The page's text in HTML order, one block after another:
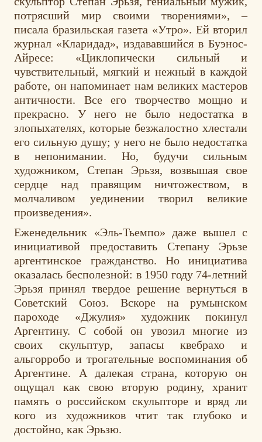
потрясший мир своими творениями», –
писала бразильская газета «Утро». Ей вторил
журнал «Кларидад», издававшийся в Буэнос-
Айресе: «Циклопически сильный и
чувствительный, мягкий и нежный в каждой
работе, он напоминает нам великих мастеров
античности. Все его творчество мощно и
прекрасно. У него не было недостатка в
злопыхателях, которые безжалостно хлестали
его сильную душу; у него не было недостатка
в непонимании. Но, будучи сильным
художником, Степан Эрьзя, возвышая свое
сердце над правящим ничтожеством, в
молчаливом уединении творил великие
произведения».
Еженедельник «Эль-Тьемпо» даже вышел с
инициативой предоставить Степану Эрьзе
аргентинское гражданство. Но инициатива
оказалась бесполезной: в 1950 году 74-летний
Эрьзя принял твердое решение вернуться в
Советский Союз. Вскоре на румынском
пароходе «Джулия» художник покинул
Аргентину. С собой он увозил многие из
своих скульптур, запасы квебрахо и
альгорробо и трогательные воспоминания об
Аргентине. А далекая страна, которую он
ощущал как свою вторую родину, хранит
память о российском скульпторе и вряд ли
кого из художников чтит так глубоко и
достойно, как Эрьзю.